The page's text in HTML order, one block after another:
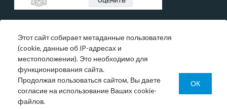
* Цены, указанные на сайте, носят исключительно
информативный характер и могут быть в любое время
изменены.
Окончательную информация необходимо уточнять у
администратора в регистратуре или по телефону:
+7 (343) 355-56-57.
© 1993-2026 ООО МО «Новая больница»
Этот сайт собирает метаданные пользователя
(cookie, данные об IP-адресах и
местоположении). Это необходимо для
функционирования сайта.
Продолжая пользоваться сайтом, Вы даете
согласие на использование Ваших cookie-
файлов.
ОК